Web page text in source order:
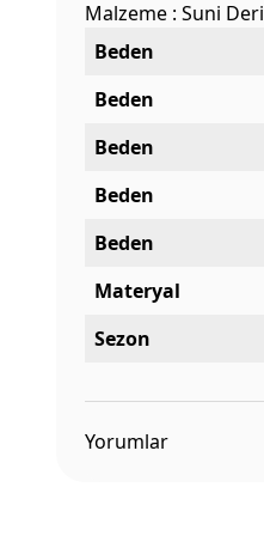
Malzeme : Suni Deri
Beden
Beden
Beden
Beden
Beden
Materyal
Sezon
Yorumlar